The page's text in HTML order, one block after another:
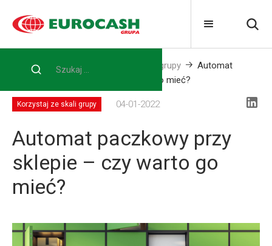
Home Blog Korzystaj ze skali grupy
Automat
paczkowy przy sklepie – czy warto go mieć?
Korzystaj ze skali grupy 04-01-2022
Automat paczkowy przy
sklepie – czy warto go
mieć?